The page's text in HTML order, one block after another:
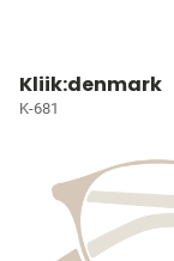
Kliik:denmark
K-681